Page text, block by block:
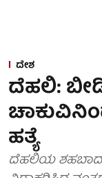
ದೇಶ
ದೆಹಲಿ:
ಹತ್ಯೆ
ದೆಹಲಿಯ ಶಹಬಾದ್